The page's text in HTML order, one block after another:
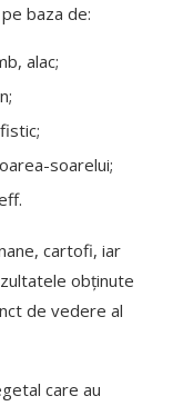
baza de:
alac;
soarelui;
cartofi, iar
obținute
de vedere al
care au